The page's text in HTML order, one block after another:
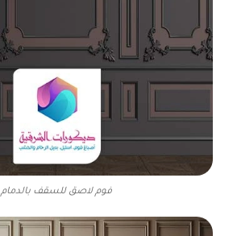
فوم لاصق للسقف بالدمام